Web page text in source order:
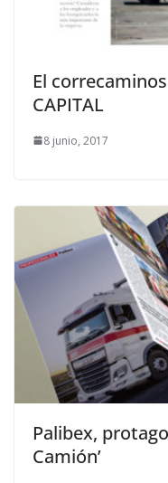
El
CAPITAL
8 junio, 2017
Palibex,
Camión’